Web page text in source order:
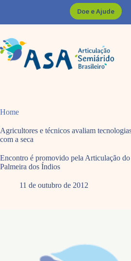
Doe e Ajude
Home
Agricultores e técnicos avaliam
com a seca
Encontro é promovido pela Articulação
Palmeira dos Índios
11 de outubro de 2012